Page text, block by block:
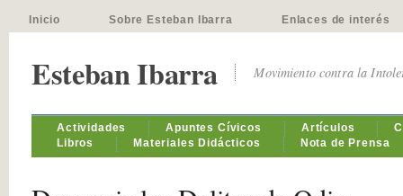
Inicio Sobre Esteban Ibarra Enlaces de interés
Esteban Ibarra Movimiento contra la
Actividades Apuntes Cívicos Artículos
Libros
Materiales Didácticos Nota de Prensa